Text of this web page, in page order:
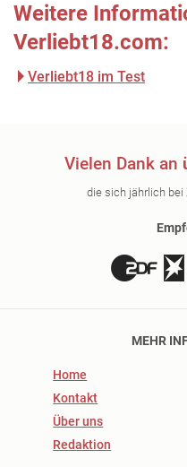
Weitere
Verliebt18.com:
Verliebt18 im Test
Vielen Dank an
die sich jährlich bei
MEHR
Home
Kontakt
Über uns
Redaktion